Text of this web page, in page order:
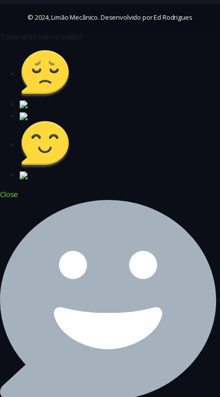
© 2024, Limão Mecânico. Desenvolvido por Ed Rodrigues
Tudo certo com o vídeo?
Close